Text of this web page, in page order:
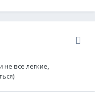
все легкие,